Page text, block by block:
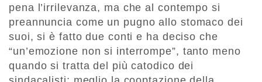
pena l’irrilevanza, ma che al contempo si
preannuncia come un pugno allo stomaco dei
suoi, si è fatto due conti e ha deciso che
“un’emozione non si interrompe”, tanto meno
quando si tratta del più catodico dei